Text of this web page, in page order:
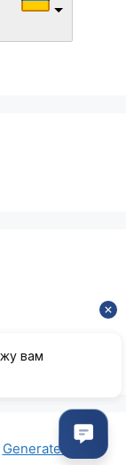
GeneratePress